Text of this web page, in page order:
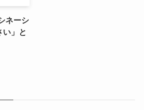
ネーシ
い」と